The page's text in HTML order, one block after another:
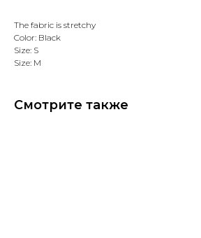
The fabric is stretchy
Color: Black
Size: S
Size: M
Смотрите также